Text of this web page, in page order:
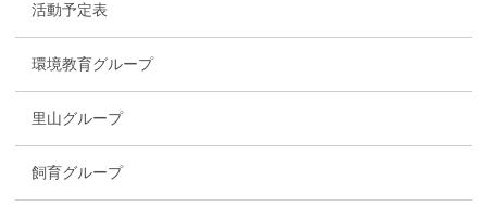
活動予定表
環境教育グループ
里山グループ
飼育グループ